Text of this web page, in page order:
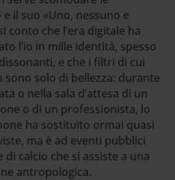
il suo «Uno, nessuno e
conto che l’era digitale ha
l’io in mille identità, spesso
e che i filtri di cui
solo di bellezza: durante
o nella sala d’attesa di un
o di un professionista, lo
ha sostituito ormai quasi
ma è ad eventi pubblici
calcio che si assiste a una
antropologica.